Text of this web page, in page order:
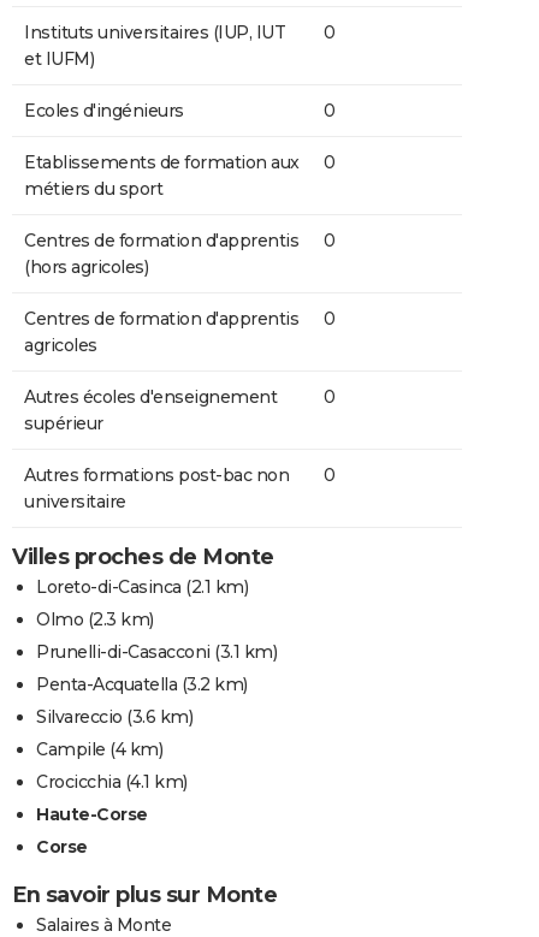
Instituts universitaires (IUP, IUT
et IUFM)
0
Ecoles d'ingénieurs 0
Etablissements de formation aux
métiers du sport
0
Centres de formation d'apprentis
(hors agricoles)
0
Centres de formation d'apprentis
agricoles
0
Autres écoles d'enseignement
supérieur
0
Autres formations post-bac non
universitaire
0
Villes proches de Monte
Loreto-di-Casinca (2.1 km)
Olmo (2.3 km)
Prunelli-di-Casacconi (3.1 km)
Penta-Acquatella (3.2 km)
Silvareccio (3.6 km)
Campile (4 km)
Crocicchia (4.1 km)
Haute-Corse
Corse
En savoir plus sur Monte
Salaires à Monte